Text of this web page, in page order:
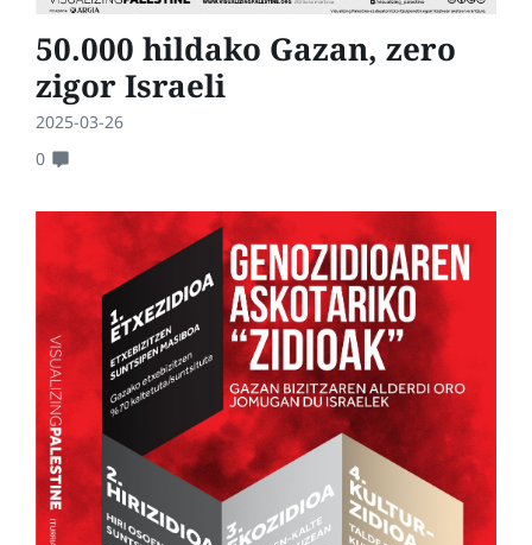
50.000 hildako Gazan, zero
zigor Israeli
2025-03-26
0